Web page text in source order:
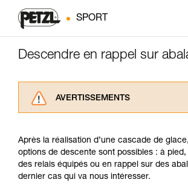
SPORT
Descendre en rappel sur
AVERTISSEMENTS
consulter. Vous devez avoir
informations de la notice
pouvoir comprendre ce
d’informations.
Après la réalisation d’une cascade de
options de descente sont possibles : à
des relais équipés ou en rappel sur des
dernier cas qui va nous intéresser.